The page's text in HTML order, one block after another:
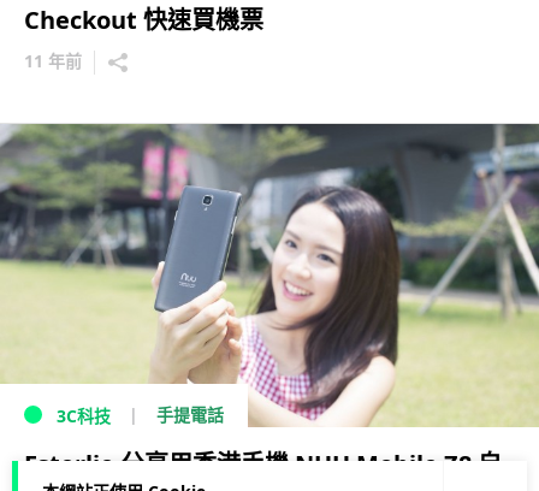
Checkout 快速買機票
11 年前
3C科技 手提電話
Esterlie 分享用香港手機 NUU Mobile Z8 自